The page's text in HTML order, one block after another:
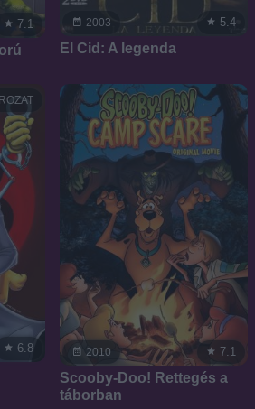
7.1 2003 5.4
El Cid: A legenda
6.8 2010 7.1
Scooby-Doo! Rettegés a
táborban